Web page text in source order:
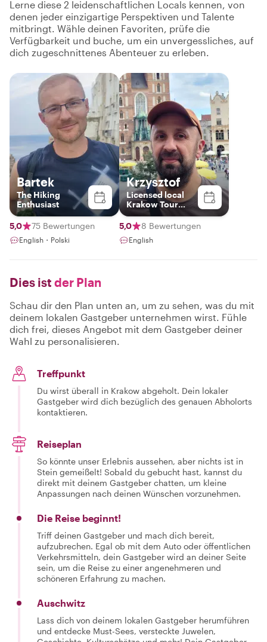
Lerne diese 2 leidenschaftlichen Locals kennen, von
denen jeder einzigartige Perspektiven und Talente
mitbringt. Wähle deinen Favoriten, prüfe die
Verfügbarkeit und buche, um ein unvergessliches, auf
dich zugeschnittenes Abenteuer zu erleben.
Bartek
The Hiking
Enthusiast
5,0 75 Bewertungen
English・Polski
Krzysztof
Licensed local
Krakow Tour
Guide
5,0
8 Bewertungen
English
Dies ist der Plan
Schau dir den Plan unten an, um zu sehen, was du mit
deinem lokalen Gastgeber unternehmen wirst. Fühle
dich frei, dieses Angebot mit dem Gastgeber deiner
Wahl zu personalisieren.
Treffpunkt
Du wirst überall in Krakow abgeholt. Dein lokaler
Gastgeber wird dich bezüglich des genauen Abholorts
kontaktieren.
Reiseplan
So könnte unser Erlebnis aussehen, aber nichts ist in
Stein gemeißelt! Sobald du gebucht hast, kannst du
direkt mit deinem Gastgeber chatten, um kleine
Anpassungen nach deinen Wünschen vorzunehmen.
Die Reise beginnt!
Triff deinen Gastgeber und mach dich bereit,
aufzubrechen. Egal ob mit dem Auto oder öffentlichen
Verkehrsmitteln, dein Gastgeber wird an deiner Seite
sein, um die Reise zu einer angenehmeren und
schöneren Erfahrung zu machen.
Auschwitz
Lass dich von deinem lokalen Gastgeber herumführen
und entdecke Must-Sees, versteckte Juwelen,